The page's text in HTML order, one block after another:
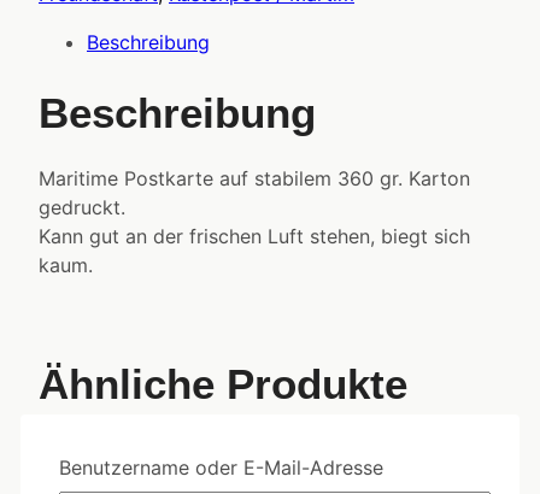
Beschreibung
Beschreibung
Maritime Postkarte auf stabilem 360 gr. Karton
gedruckt.
Kann gut an der frischen Luft stehen, biegt sich
kaum.
Ähnliche Produkte
Benutzername oder E-Mail-Adresse